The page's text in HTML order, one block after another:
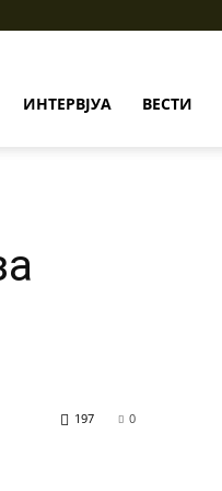
ИНТЕРВЈУА ВЕСТИ
0
197